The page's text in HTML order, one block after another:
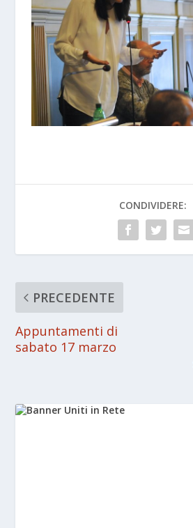
CONDIVIDERE:
PRECEDENTE
Appuntamenti di
sabato 17 marzo